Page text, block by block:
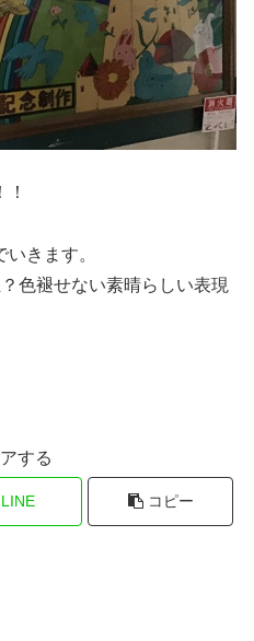
きます。
色褪せない素晴らしい表現
する
LINE コピー